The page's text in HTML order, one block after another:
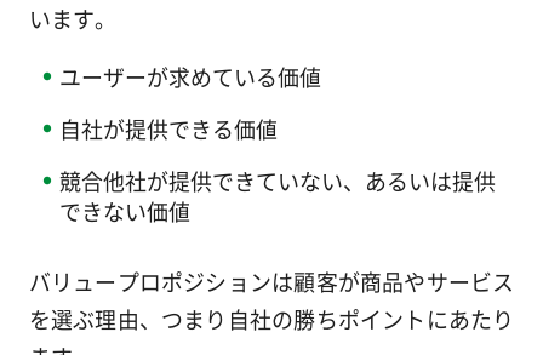
います。
ユーザーが求めている価値
自社が提供できる価値
競合他社が提供できていない、あるいは提供
できない価値
バリュープロポジションは顧客が商品やサービス
を選ぶ理由、つまり自社の勝ちポイントにあたり